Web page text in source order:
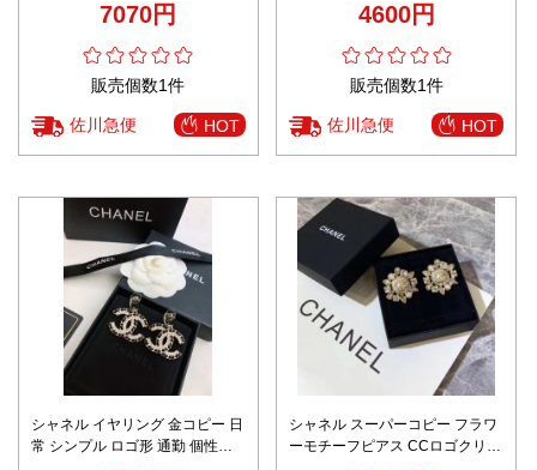
7070円
販売個数1件
佐川急便 HOT
4600円
販売個数1件
佐川急便 HOT
シャネル イヤリング 金コピー 日
常 シンプル ロゴ形 通勤 個性的
シャネル スーパーコピー フラワ
ーモチーフピアス CCロゴクリス